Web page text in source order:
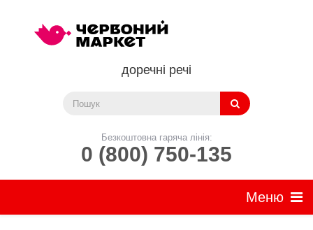
доречні речі
Безкоштовна гаряча лінія:
0 (800) 750-135